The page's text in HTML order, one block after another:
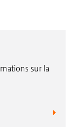
sur la